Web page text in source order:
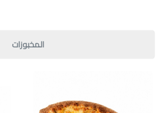
المخبوزات